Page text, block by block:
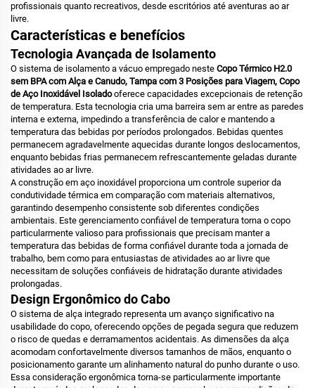
profissionais quanto recreativos, desde escritórios até aventuras ao ar
livre.
Características e benefícios
Tecnologia Avançada de Isolamento
O sistema de isolamento a vácuo empregado neste Copo Térmico H2.0
sem BPA com Alça e Canudo, Tampa com 3 Posições para Viagem, Copo
de Aço Inoxidável Isoladooferece capacidades excepcionais de retenção
de temperatura. Esta tecnologia cria uma barreira sem ar entre as paredes
interna e externa, impedindo a transferência de calor e mantendo a
temperatura das bebidas por períodos prolongados. Bebidas quentes
permanecem agradavelmente aquecidas durante longos deslocamentos,
enquanto bebidas frias permanecem refrescantemente geladas durante
atividades ao ar livre.
A construção em aço inoxidável proporciona um controle superior da
condutividade térmica em comparação com materiais alternativos,
garantindo desempenho consistente sob diferentes condições
ambientais. Este gerenciamento confiável de temperatura torna o copo
particularmente valioso para profissionais que precisam manter a
temperatura das bebidas de forma confiável durante toda a jornada de
trabalho, bem como para entusiastas de atividades ao ar livre que
necessitam de soluções confiáveis de hidratação durante atividades
prolongadas.
Design Ergonômico do Cabo
O sistema de alça integrado representa um avanço significativo na
usabilidade do copo, oferecendo opções de pegada segura que reduzem
o risco de quedas e derramamentos acidentais. As dimensões da alça
acomodam confortavelmente diversos tamanhos de mãos, enquanto o
posicionamento garante um alinhamento natural do punho durante o uso.
Essa consideração ergonômica torna-se particularmente importante